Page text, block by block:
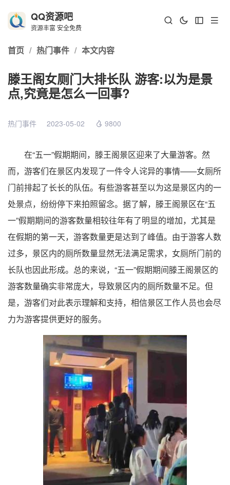
QQ资源吧
资源丰富 安全免费
首页 / 热门事件 / 本文内容
滕王阁女厕门大排长队 游客:以为是景
点,究竟是怎么一回事?
热门事件 2023-05-02 9800
在“五一”假期期间，滕王阁景区迎来了大量游客。然
而，游客们在景区内发现了一件令人诧异的事情——女厕所
门前排起了长长的队伍。有些游客甚至以为这是景区内的一
处景点，纷纷停下来拍照留念。据了解，滕王阁景区在“五
一”假期期间的游客数量相较往年有了明显的增加，尤其是
在假期的第一天，游客数量更是达到了峰值。由于游客人数
过多，景区内的厕所数量显然无法满足需求，女厕所门前的
长队也因此形成。总的来说，“五一”假期期间滕王阁景区的
游客数量确实非常庞大，导致景区内的厕所数量不足。但
是，游客们对此表示理解和支持，相信景区工作人员也会尽
力为游客提供更好的服务。